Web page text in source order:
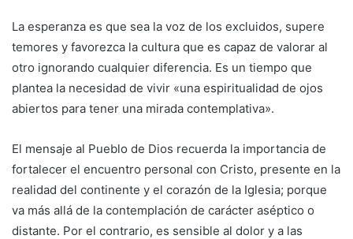
La esperanza es que sea la voz de los excluidos, supere
temores y favorezca la cultura que es capaz de valorar al
otro ignorando cualquier diferencia. Es un tiempo que
plantea la necesidad de vivir «una espiritualidad de ojos
abiertos para tener una mirada contemplativa».
El mensaje al Pueblo de Dios recuerda la importancia de
fortalecer el encuentro personal con Cristo, presente en la
realidad del continente y el corazón de la Iglesia; porque
va más allá de la contemplación de carácter aséptico o
distante. Por el contrario, es sensible al dolor y a las